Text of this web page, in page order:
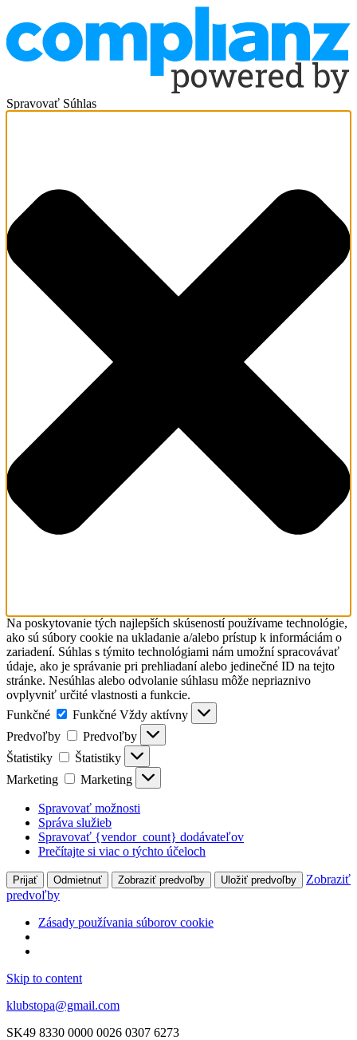
Spravovať Súhlas
Na poskytovanie tých najlepších skúseností používame technológie,
ako sú súbory cookie na ukladanie a/alebo prístup k informáciám o
zariadení. Súhlas s týmito technológiami nám umožní spracovávať
údaje, ako je správanie pri prehliadaní alebo jedinečné ID na tejto
stránke. Nesúhlas alebo odvolanie súhlasu môže nepriaznivo
ovplyvniť určité vlastnosti a funkcie.
Funkčné
Funkčné Vždy aktívny
Predvoľby
Predvoľby
Štatistiky
Štatistiky
Marketing
Marketing
Spravovať možnosti
Správa služieb
Spravovať {vendor_count} dodávateľov
Prečítajte si viac o týchto účeloch
Prijať Odmietnuť Zobraziť predvoľby Uložiť predvoľby
Zobraziť
predvoľby
Zásady používania súborov cookie
Skip to content
klubstopa@gmail.com
SK49 8330 0000 0026 0307 6273